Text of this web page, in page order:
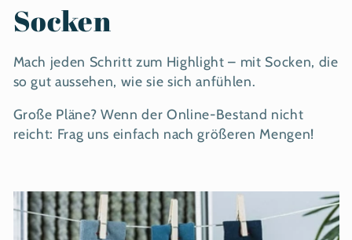
K
a
t
e
o
Socken
Mach jeden Schritt zum Highlight – mit Socken, die
so gut aussehen, wie sie sich anfühlen.
Große Pläne? Wenn der Online-Bestand nicht
reicht: Frag uns einfach nach größeren Mengen!